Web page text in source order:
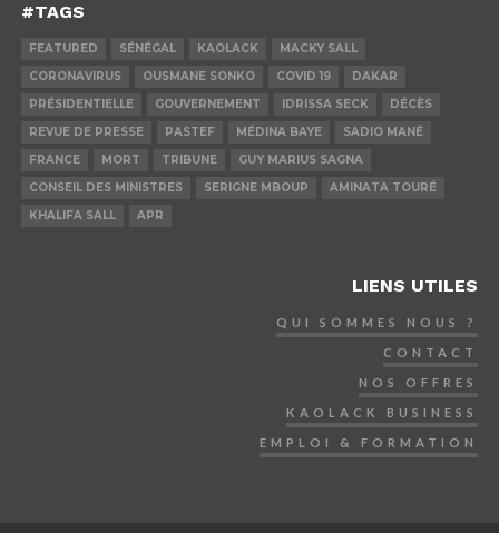
#TAGS
FEATURED SÉNÉGAL KAOLACK
MACKY SALL
CORONAVIRUS
OUSMANE SONKO COVID 19
DAKAR
PRÉSIDENTIELLE
GOUVERNEMENT IDRISSA SECK
DÉCÈS
REVUE DE PRESSE
PASTEF MÉDINA BAYE
SADIO MANÉ
FRANCE
MORT TRIBUNE
GUY MARIUS SAGNA
CONSEIL DES MINISTRES
SERIGNE MBOUP
AMINATA TOURÉ
KHALIFA SALL
APR
LIENS UTILES
QUI SOMMES NOUS ?
CONTACT
NOS OFFRES
KAOLACK BUSINESS
EMPLOI & FORMATION